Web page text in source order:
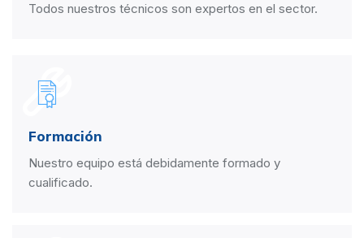
Todos nuestros técnicos son expertos en el sector.
Formación
Nuestro equipo está debidamente formado y
cualificado.